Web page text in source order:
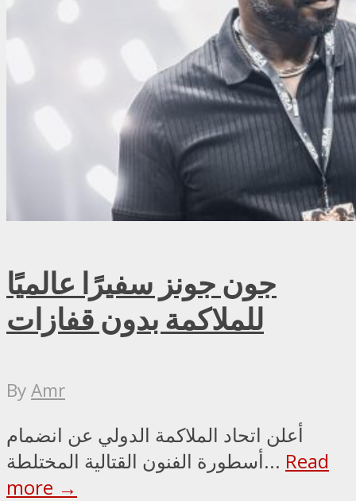
جون جونز سفيرًا عالميًا
للملاكمة بدون قفازات
ByAmr
أعلن اتحاد الملاكمة الدولي عن انضمام
أسطورة الفنون القتالية المختلطة... Read
more →